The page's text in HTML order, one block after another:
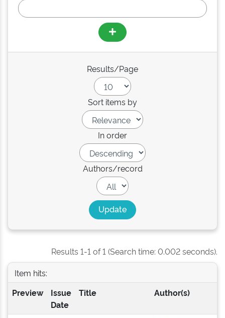
Results/Page
Sort items by
In order
Authors/record
Results 1-1 of 1 (Search time: 0.002 seconds).
Item hits:
Preview
Issue
Date
Title Author(s)